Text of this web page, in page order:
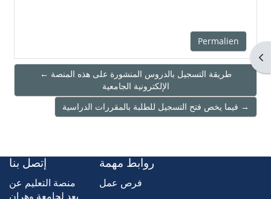
Permalien
← طريقة التسجيل بالدروس المنشورة على هذه المنصة
الإلكترونية الجامعية
فيما يخص فتح التسجيل للطلبة بالمقررات الدراسية →
إتصل بنا
منصة التعليم عن
بعد لجامعة وهران
روابط مهمة
فرص عمل